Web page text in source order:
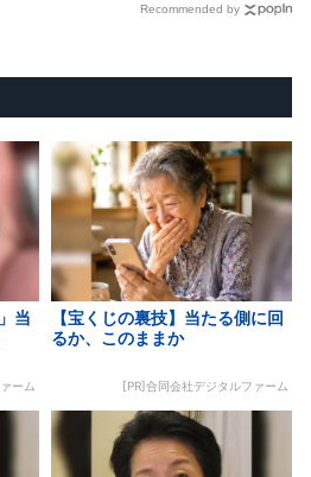
Recommended by
当
ーム
【宝くじの裏技】当たる側に回
るか、このままか
[PR]合同会社デジタルファーム